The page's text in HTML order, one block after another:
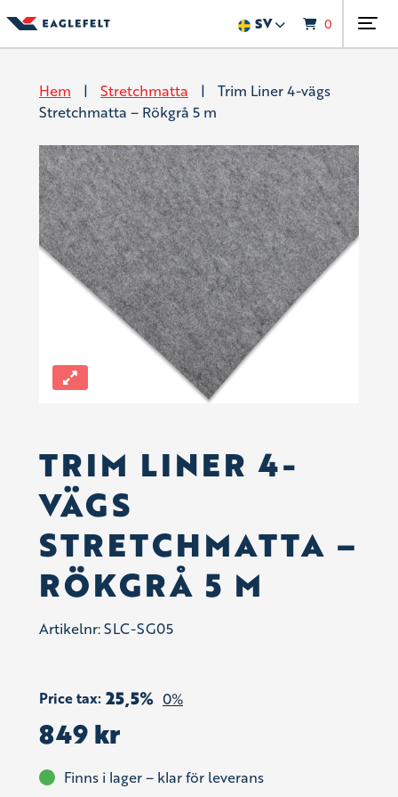
Siirry sisältöön
SV 0
Hem | Stretchmatta |
Trim Liner 4-vägs
Stretchmatta – Rökgrå 5 m
TRIM LINER 4-
VÄGS
STRETCHMATTA –
RÖKGRÅ 5 M
Artikelnr:SLC-SG05
Price tax: 25,5% 0%
849kr
Finns i lager – klar för leverans